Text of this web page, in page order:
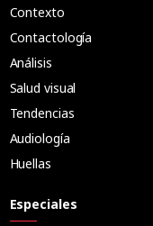
Contexto
Contactología
Análisis
Salud visual
Tendencias
Audiología
Huellas
Especiales